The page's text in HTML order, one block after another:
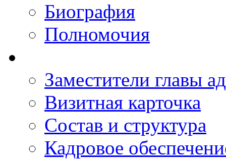
Биография
Полномочия
Заместители главы
Визитная карточка
Состав и структура
Кадровое